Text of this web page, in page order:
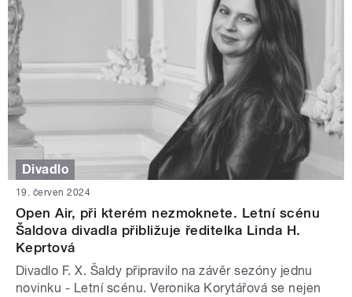
Divadlo
19. červen 2024
Open Air, při kterém nezmoknete. Letní scénu
Šaldova divadla přibližuje ředitelka Linda H.
Keprtová
Divadlo F. X. Šaldy připravilo na závěr sezóny jednu
novinku - Letní scénu. Veronika Korytářová se nejen